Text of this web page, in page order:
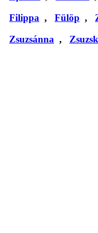
Filippa , Fülöp ,
Zsuzsánna ,